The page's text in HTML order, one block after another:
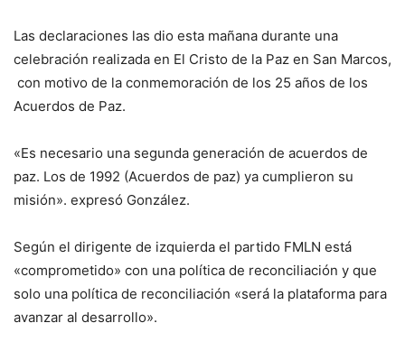
Las declaraciones las dio esta mañana durante una
celebración realizada en El Cristo de la Paz en San Marcos,
con motivo de la conmemoración de los 25 años de los
Acuerdos de Paz.
«Es necesario una segunda generación de acuerdos de
paz. Los de 1992 (Acuerdos de paz) ya cumplieron su
misión». expresó González.
Según el dirigente de izquierda el partido FMLN está
«comprometido» con una política de reconciliación y que
solo una política de reconciliación «será la plataforma para
avanzar al desarrollo».